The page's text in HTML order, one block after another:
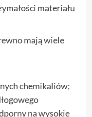
materiału
mają wiele
chemikaliów;
na wysokie